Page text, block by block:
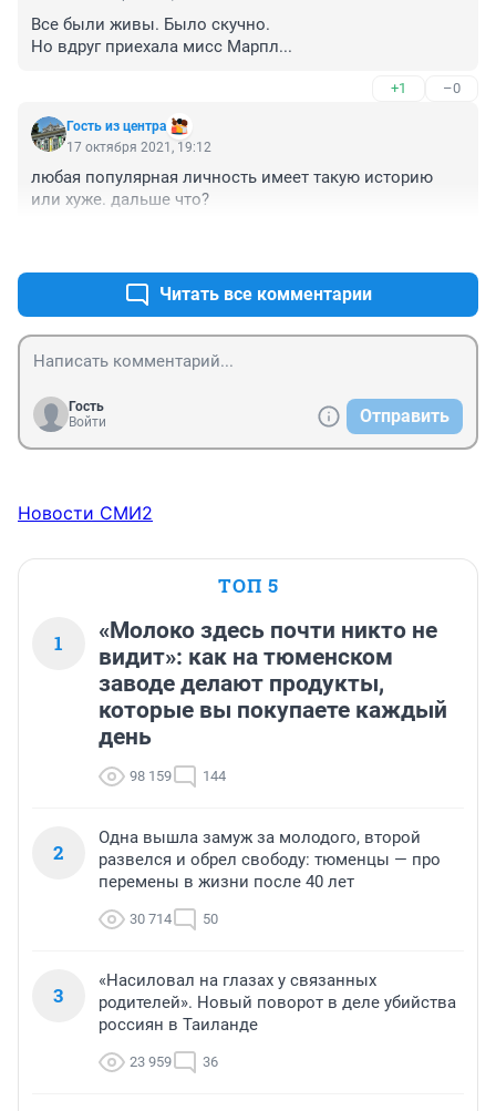
Все были живы. Было скучно.
Но вдруг приехала мисс Марпл...
+1 –0
Гость из центра
17 октября 2021, 19:12
любая популярная личность имеет такую историю
или хуже. дальше что?
Читать все комментарии
Гость
Войти
Отправить
Новости СМИ2
ТОП 5
1
«Молоко здесь почти никто не
видит»: как на тюменском
заводе делают продукты,
которые вы покупаете каждый
день
98 159 144
2
Одна вышла замуж за молодого, второй
развелся и обрел свободу: тюменцы — про
перемены в жизни после 40 лет
30 714 50
3
«Насиловал на глазах у связанных
родителей». Новый поворот в деле убийства
россиян в Таиланде
23 959 36